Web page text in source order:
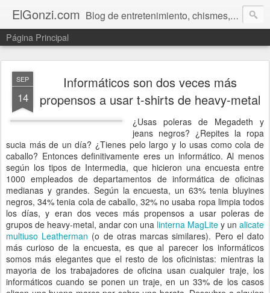
ElGonzi.com Blog de entretenimiento, chismes, humor, farándula, curiosidades, ovnis, noticias calientes, fotos, videos, paranormal y ¡más!
Página Principal
SEP
14
Informáticos son dos veces más
propensos a usar t-shirts de heavy-metal
¿Usas poleras de Megadeth y
jeans negros? ¿Repites la ropa
sucia más de un día? ¿Tienes pelo largo y lo usas como cola de
caballo? Entonces definitivamente eres un informático. Al menos
según los tipos de Intermedia, que hicieron una encuesta entre
1000 empleados de departamentos de informática de oficinas
medianas y grandes. Según la encuesta, un 63% tenia bluyines
negros, 34% tenia cola de caballo, 32% no usaba ropa limpia todos
los días, y eran dos veces más propensos a usar poleras de
grupos de heavy-metal, andar con una linterna MagLite y un alicate
multiuso Leatherman (o de otras marcas similares). Pero el dato
más curioso de la encuesta, es que al parecer los informáticos
somos más elegantes que el resto de los oficinistas: mientras la
mayoria de los trabajadores de oficina usan cualquier traje, los
informáticos cuando se ponen un traje, en un 33% de los casos